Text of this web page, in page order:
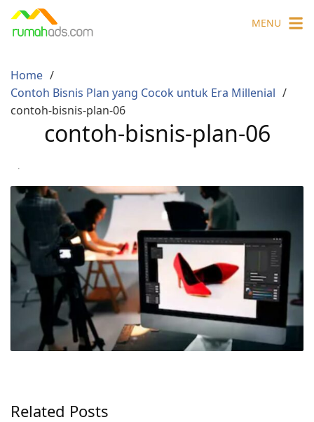
Skip
MENU
Home
Contoh Bisnis Plan yang Cocok untuk Era Millenial
contoh-bisnis-plan-06
contoh-bisnis-plan-06
·
Related Posts